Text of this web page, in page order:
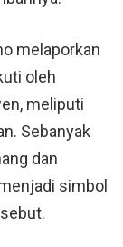
melaporkan
oleh
meliputi
Sebanyak
dan
simbol